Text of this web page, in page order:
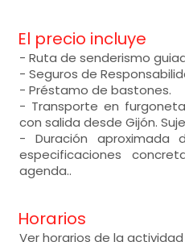
El precio incluye
- Ruta de senderismo
- Seguros de
- Préstamo de bastones.
- Transporte en
con salida desde Gijón.
- Duración
especificaciones
agenda..
Horarios
Ver horarios de la